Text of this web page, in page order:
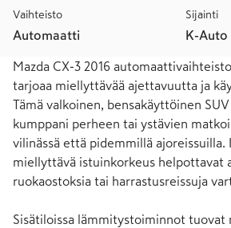
Vaihteisto
Automaatti
Sijainti
K-
Mazda CX-3 2016
tarjoaa miellyttävää ajettavuutta ja
Tämä valkoinen, bensakäyttöinen
kumppani perheen tai ystävien
vilinässä että pidemmillä ajoreissuilla.
miellyttävä istuinkorkeus helpottavat
ruokaostoksia tai harrastusreissuja
Sisätiloissa lämmitystoiminnot tuovat